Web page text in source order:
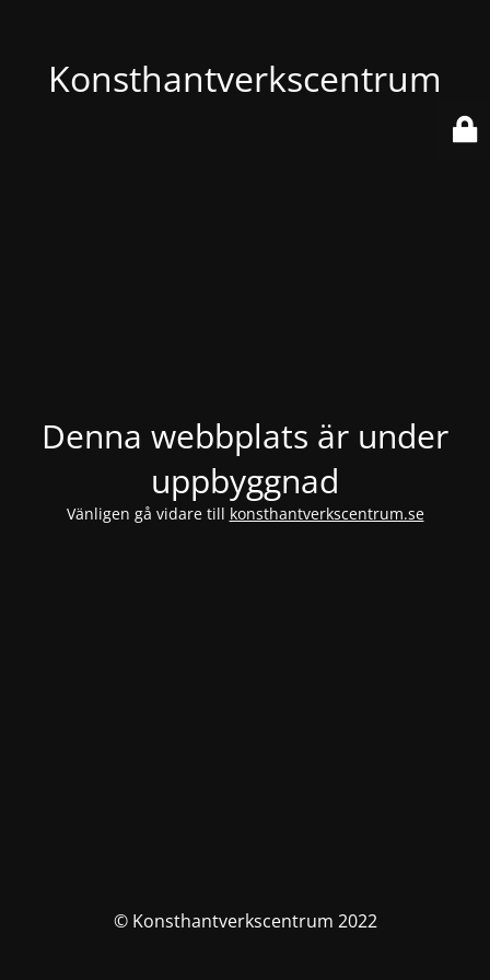
Konsthantverkscentrum
Denna webbplats är under
uppbyggnad
Vänligen gå vidare till konsthantverkscentrum.se
© Konsthantverkscentrum 2022